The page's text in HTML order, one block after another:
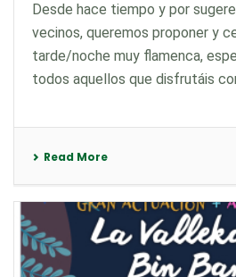
Desde hace tiempo y por
vecinos, queremos proponer y
tarde/noche muy flamenca,
todos aquellos que disfrutáis
Read More